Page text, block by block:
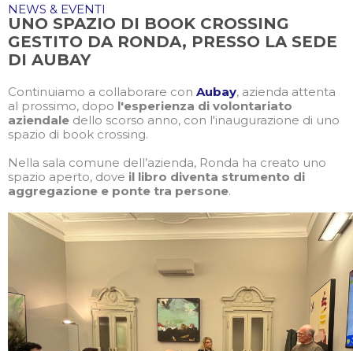
NEWS & EVENTI
UNO SPAZIO DI BOOK CROSSING
GESTITO DA RONDA, PRESSO LA SEDE
DI AUBAY
Continuiamo a collaborare con Aubay, azienda attenta
al prossimo, dopo l'esperienza di volontariato
aziendale dello scorso anno, con l'inaugurazione di uno
spazio di book crossing.
Nella sala comune dell’azienda, Ronda ha creato uno
spazio aperto, dove il libro diventa strumento di
aggregazione e ponte tra persone.